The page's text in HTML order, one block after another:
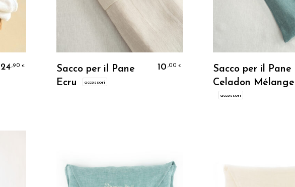
24,90 €
Personalizzo
Sacco per il Pane
Ecru
accessori
10 ,00 €
Personalizzo
Sacco per il Pane
Celadon Mélange
accessori